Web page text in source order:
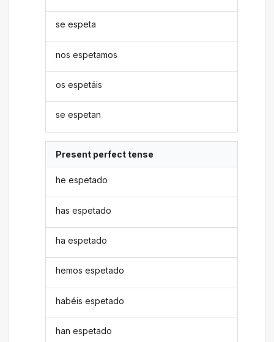
se espeta
nos espetamos
os espetáis
se espetan
Present perfect tense
he espetado
has espetado
ha espetado
hemos espetado
habéis espetado
han espetado